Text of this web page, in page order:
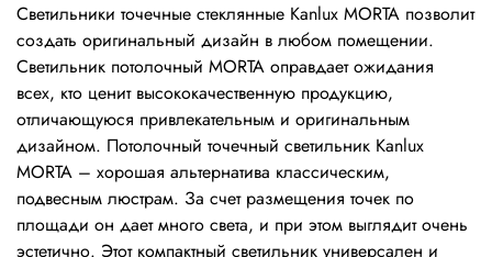
Светильники точечные стеклянные Kanlux MORTA позволит
создать оригинальный дизайн в любом помещении.
Светильник потолочный MORTA оправдает ожидания
всех, кто ценит высококачественную продукцию,
отличающуюся привлекательным и оригинальным
дизайном. Потолочный точечный светильник Kanlux
MORTA – хорошая альтернатива классическим,
подвесным люстрам. За счет размещения точек по
площади он дает много света, и при этом выглядит очень
эстетично. Этот компактный светильник универсален и